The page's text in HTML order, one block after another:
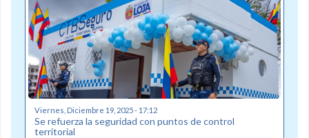
Viernes, Diciembre 19, 2025 - 17:12
Se refuerza la seguridad con puntos de control
territorial